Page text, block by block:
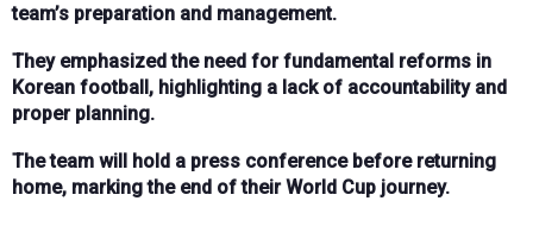
team’s preparation and management.
They emphasized the need for fundamental reforms in
Korean football, highlighting a lack of accountability and
proper planning.
The team will hold a press conference before returning
home, marking the end of their World Cup journey.